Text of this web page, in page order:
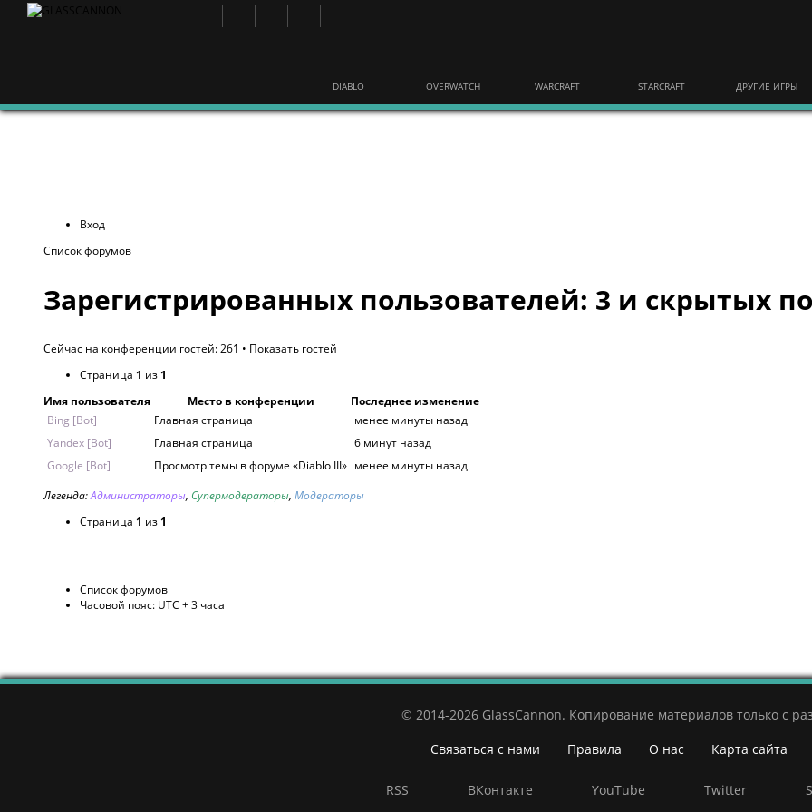
DIABLO OVERWATCH WARCRAFT STARCRAFT ДРУГИЕ ИГРЫ
Вход
Список форумов
Зарегистрированных пользователей: 3 и скрытых
Сейчас на конференции гостей: 261 • Показать гостей
Страница 1 из 1
Имя пользователя
Место в конференции
Последнее изменение
Bing [Bot]
Главная страница
менее минуты назад
Yandex [Bot]
Главная страница
6 минут назад
Google [Bot]
Просмотр темы в форуме «Diablo III» менее минуты назад
Легенда:Администраторы, Супермодераторы, Модераторы
Страница 1 из 1
Список форумов
Часовой пояс: UTC + 3 часа
© 2014-2026 GlassCannon. Копирование материалов только с
Связаться с нами
Правила О нас Карта сайта
RSS ВКонтакте YouTube Twitter